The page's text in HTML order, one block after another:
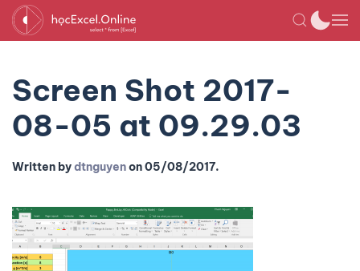
Screen Shot 2017-
08-05 at 09.29.03
Written bydtnguyenon05/08/2017.